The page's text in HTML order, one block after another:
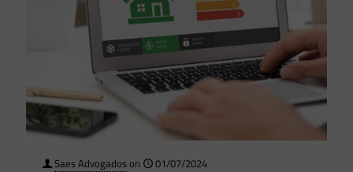
Saes Advogadoson
01/07/2024